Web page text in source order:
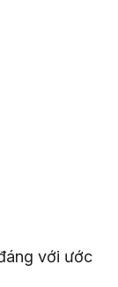
với ước